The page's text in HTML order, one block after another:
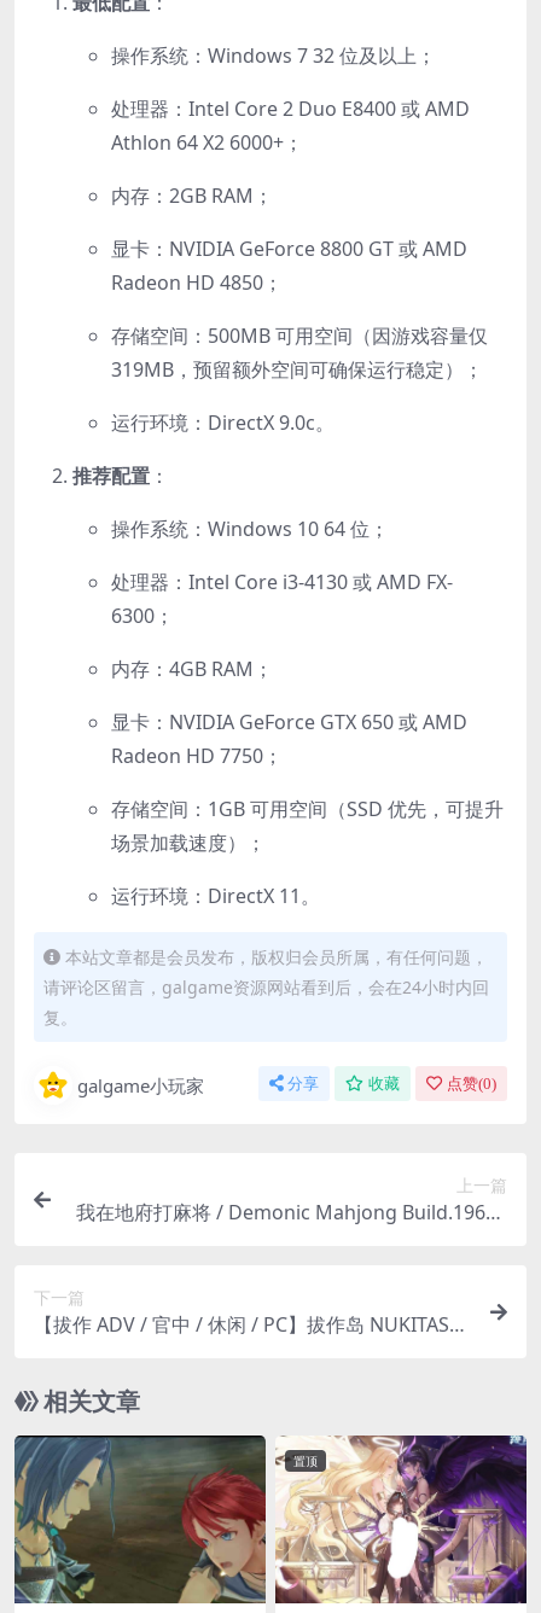
操作系统：Windows 7 32 位及以上；
处理器：Intel Core 2 Duo E8400 或 AMD
Athlon 64 X2 6000+；
内存：2GB RAM；
显卡：NVIDIA GeForce 8800 GT 或 AMD
Radeon HD 4850；
存储空间：500MB 可用空间（因游戏容量仅
319MB，预留额外空间可确保运行稳定）；
运行环境：DirectX 9.0c。
推荐配置 ：
操作系统：Windows 10 64 位；
处理器：Intel Core i3-4130 或 AMD FX-
6300；
内存：4GB RAM；
显卡：NVIDIA GeForce GTX 650 或 AMD
Radeon HD 7750；
存储空间：1GB 可用空间（SSD 优先，可提升
场景加载速度）；
运行环境：DirectX 11。
本站文章都是会员发布，版权归会员所属，有任何问题，
请评论区留言，galgame资源网站看到后，会在24小时内回
复。
galgame小玩家 分享 收藏 点赞(0)
上一篇
我在地府打麻将 / Demonic Mahjong Build.19669
下一篇
【拔作 ADV / 官中 / 休闲 / PC】拔作岛 NUKITASHI
いいですか？Ver2.0.0 官方中文版【5.38G/CV】
相关文章
置顶